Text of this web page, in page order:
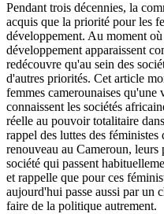
Pendant trois décennies, la
acquis que la priorité pour les
développement. Au moment
développement apparaissent
redécouvre qu'au sein des
d'autres priorités. Cet article
femmes camerounaises
connaissent les sociétés
réelle au pouvoir totalitaire
rappel des luttes des
renouveau au Cameroun, leurs
société qui passent
et rappelle que pour ces
aujourd'hui passe aussi par un
faire de la politique autrement.